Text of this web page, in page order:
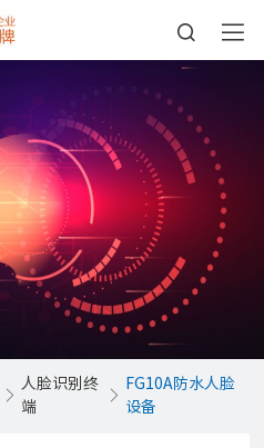
人脸识别终
端
FG10A防水人脸
设备